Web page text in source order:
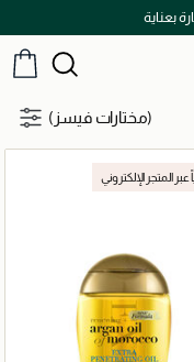
بعناية
(مختارات فيسز)
المتجر الإلكتروني